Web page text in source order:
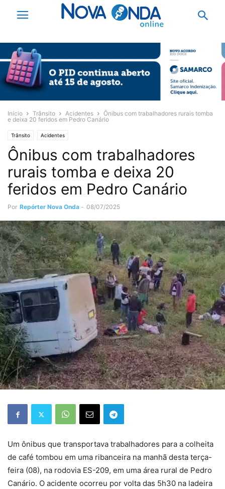
Início Trânsito Acidentes
Ônibus com trabalhadores rurais tomba
e deixa 20 feridos em Pedro Canário
Trânsito Acidentes
Ônibus com trabalhadores
rurais tomba e deixa 20
feridos em Pedro Canário
Por Repórter Nova Onda - 08/07/2025
Um ônibus que transportava trabalhadores para a colheita
de café tombou em uma ribanceira na manhã desta terça-
feira (08), na rodovia ES-209, em uma área rural de Pedro
Canário. O acidente ocorreu por volta das 5h30 na ladeira